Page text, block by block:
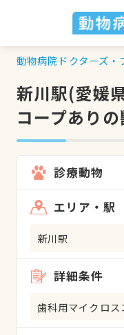
動物病院ドクターズ・
新川駅(愛媛
コープあり
診療動物
エリア・駅
新川駅
詳細条件
歯科用マイクロス